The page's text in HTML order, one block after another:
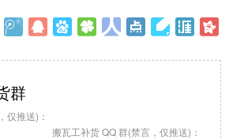
群
仅推送)：
搬瓦工补货 QQ 群(禁言，仅推送)：